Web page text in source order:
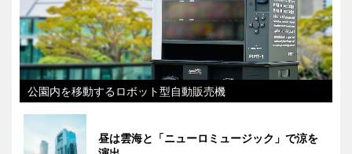
公園内を移動するロボット型自動販売機
昼は雲海と「ニューロミュージック」で涼を